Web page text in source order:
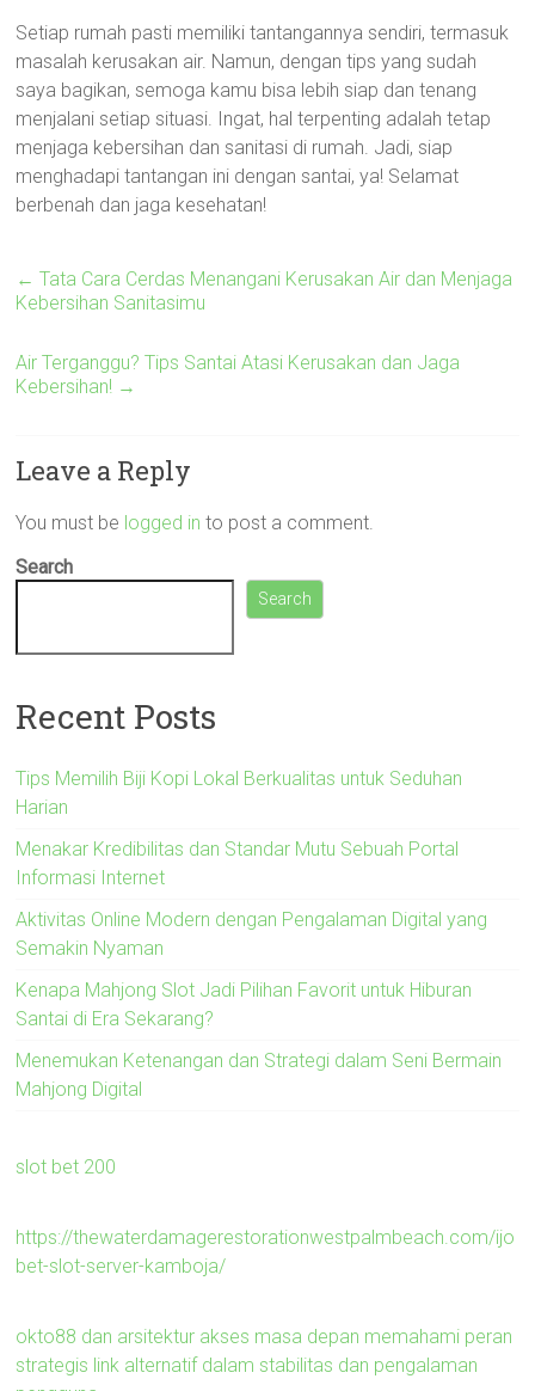
Setiap rumah pasti memiliki tantangannya sendiri, termasuk
masalah kerusakan air. Namun, dengan tips yang sudah
saya bagikan, semoga kamu bisa lebih siap dan tenang
menjalani setiap situasi. Ingat, hal terpenting adalah tetap
menjaga kebersihan dan sanitasi di rumah. Jadi, siap
menghadapi tantangan ini dengan santai, ya! Selamat
berbenah dan jaga kesehatan!
← Tata Cara Cerdas Menangani Kerusakan Air dan Menjaga
Kebersihan Sanitasimu
Air Terganggu? Tips Santai Atasi Kerusakan dan Jaga
Kebersihan! →
Leave a Reply
You must be logged in to post a comment.
Search
Search
Recent Posts
Tips Memilih Biji Kopi Lokal Berkualitas untuk Seduhan
Harian
Menakar Kredibilitas dan Standar Mutu Sebuah Portal
Informasi Internet
Aktivitas Online Modern dengan Pengalaman Digital yang
Semakin Nyaman
Kenapa Mahjong Slot Jadi Pilihan Favorit untuk Hiburan
Santai di Era Sekarang?
Menemukan Ketenangan dan Strategi dalam Seni Bermain
Mahjong Digital
slot bet 200
https://thewaterdamagerestorationwestpalmbeach.com/ijo
bet-slot-server-kamboja/
okto88 dan arsitektur akses masa depan memahami peran
strategis link alternatif dalam stabilitas dan pengalaman